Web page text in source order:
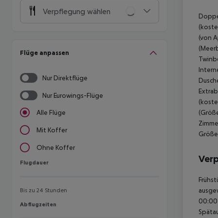
Verpflegung wählen
Flüge anpassen
Nur Direktflüge
Nur Eurowings-Flüge
Alle Flüge
Mit Koffer
Ohne Koffer
Flugdauer
Flugdauer
Bis zu 24 Stunden
Abflugzeiten
Abflugzeiten
(von
00:00